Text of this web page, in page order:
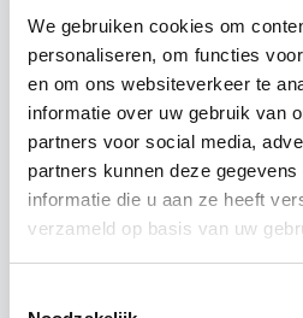
We gebruiken cookies om
personaliseren, om functies
en om ons websiteverkeer te
informatie over uw gebruik van
partners voor social media,
partners kunnen deze
informatie die u aan ze heeft
verzameld op basis van uw
25 € 0,43
50 € 0,40
vlagstickers provincie